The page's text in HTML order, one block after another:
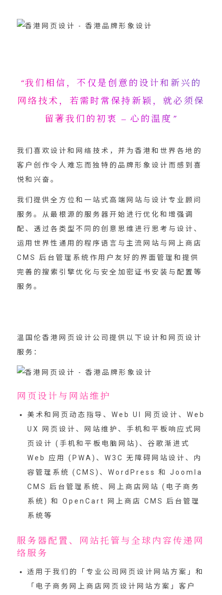
“我们相信，不仅是创意的设计和新兴的
网络技术，若需时常保持新颖，就必须保
留著我们的初衷 – 心的温度”
我们喜欢设计和网络技术，并为香港和世界各地的
客户创作令人难忘而独特的品牌形象设计而感到喜
悦和兴奋。
我们提供全方位和一站式高端网站与设计专业顾问
服务。从最根源的服务器开始进行优化和增强调
配、透过各类型不同的创意思维进行思考与设计、
运用世界性通用的程序语言与主流网站与网上商店
CMS 后台管理系统作用户友好的界面管理和提供
完善的搜索引擎优化与安全加密证书安装与配置等
服务。
温国伦香港网页设计公司提供以下设计和网页设计
服务：
网页设计与网站维护
美术和网页动态指导、Web UI 网页设计、Web
UX 网页设计、网站维护、手机和平板响应式网
页设计 (手机和平板电脑网站)、谷歌渐进式
Web 应用 (PWA)、W3C 无障碍网站设计、内
容管理系统 (CMS)、WordPress 和 Joomla
CMS 后台管理系统、网上商店网站 (电子商务
系统) 和 OpenCart 网上商店 CMS 后台管理
系统等
服务器配置、网站托管与全球内容传递网
络服务
适用于我们的「 专业公司网页设计网站方案 」和
「 电子商务网上商店网页设计网站方案 」客户